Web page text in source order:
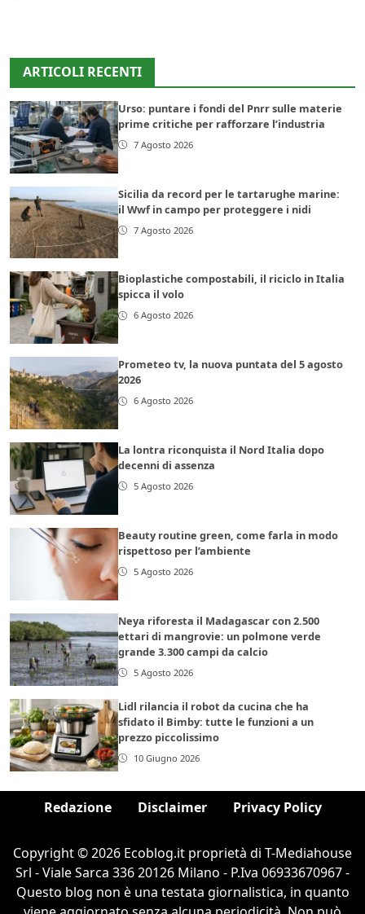
ARTICOLI RECENTI
Urso: puntare i fondi del Pnrr sulle materie
prime critiche per rafforzare l’industria
7 Agosto 2026
Sicilia da record per le tartarughe marine:
il Wwf in campo per proteggere i nidi
7 Agosto 2026
Bioplastiche compostabili, il riciclo in Italia
spicca il volo
6 Agosto 2026
Prometeo tv, la nuova puntata del 5 agosto
2026
6 Agosto 2026
La lontra riconquista il Nord Italia dopo
decenni di assenza
5 Agosto 2026
Beauty routine green, come farla in modo
rispettoso per l’ambiente
5 Agosto 2026
Neya riforesta il Madagascar con 2.500
ettari di mangrovie: un polmone verde
grande 3.300 campi da calcio
5 Agosto 2026
Lidl rilancia il robot da cucina che ha
sfidato il Bimby: tutte le funzioni a un
prezzo piccolissimo
10 Giugno 2026
Redazione Disclaimer Privacy Policy
Copyright © 2026 Ecoblog.it proprietà di T-Mediahouse
Srl - Viale Sarca 336 20126 Milano - P.Iva 06933670967 -
Questo blog non è una testata giornalistica, in quanto